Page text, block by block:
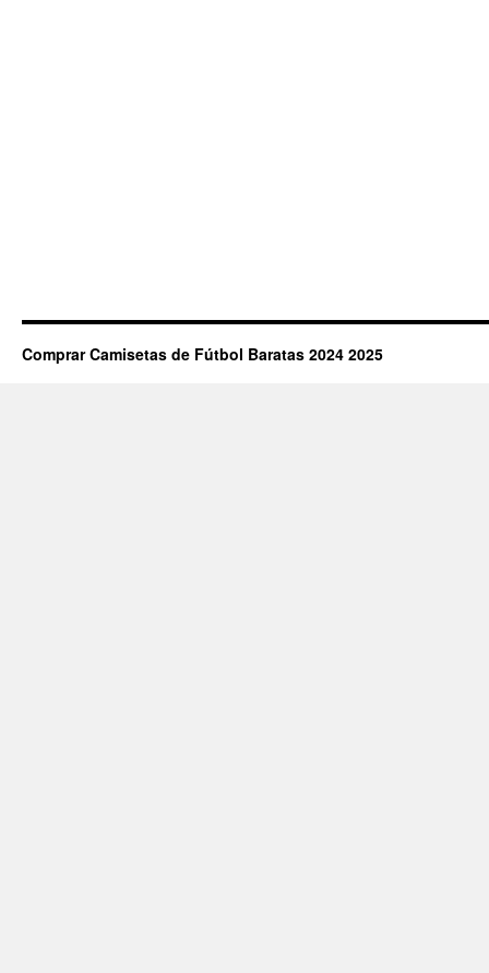
Comprar Camisetas de Fútbol Baratas 2024 2025